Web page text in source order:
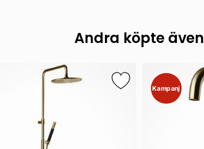
Andra köpte även
Kampanj